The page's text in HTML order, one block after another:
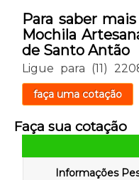
Para saber
Mochila
de Santo Antão
Ligue para (11)
faça uma cotação
Faça sua cotação
Informações